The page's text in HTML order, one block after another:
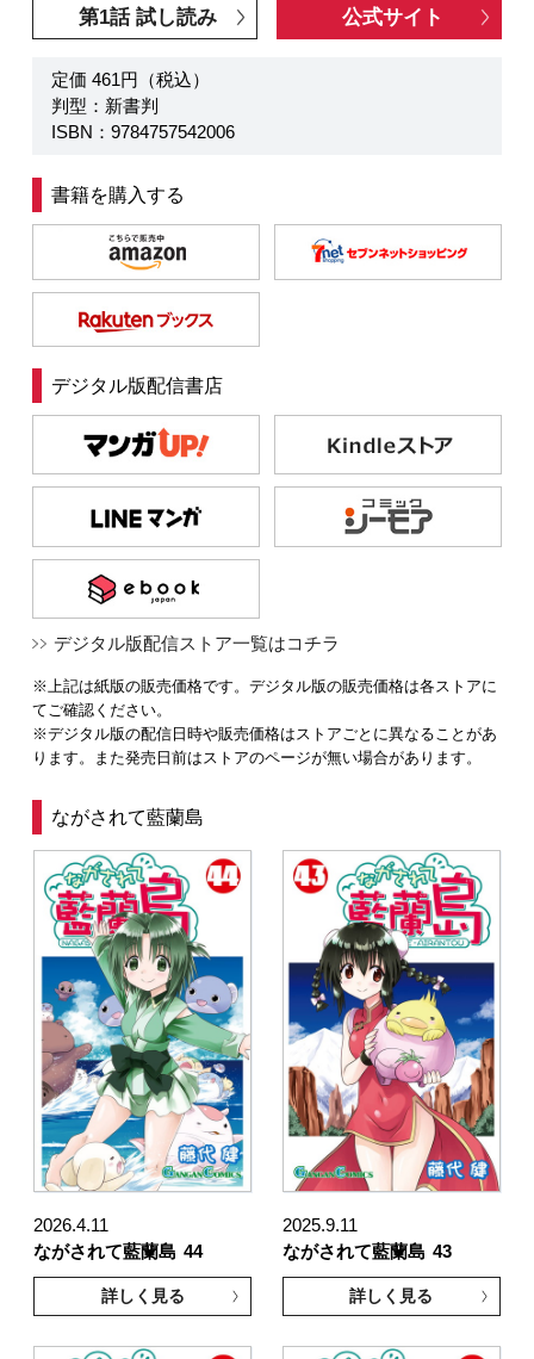
第1話 試し読み 公式サイト
定価 461円（税込）
判型：新書判
ISBN：9784757542006
書籍を購入する
デジタル版配信書店
デジタル版配信ストア一覧はコチラ
※上記は紙版の販売価格です。デジタル版の販売価格は各ストアに
てご確認ください。
※デジタル版の配信日時や販売価格はストアごとに異なることがあ
ります。また発売日前はストアのページが無い場合があります。
ながされて藍蘭島
2026.4.11
ながされて藍蘭島 44
詳しく見る
2025.9.11
ながされて藍蘭島 43
詳しく見る